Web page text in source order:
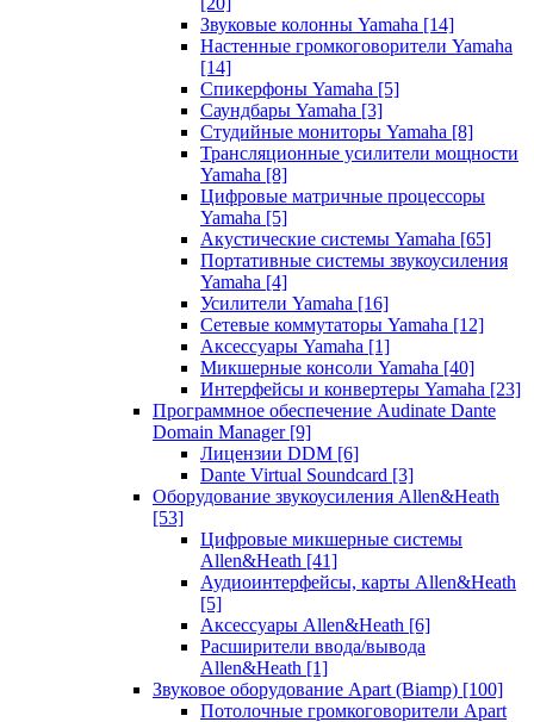
Звуковые колонны Yamaha [14]
Настенные громкоговорители Yamaha
[14]
Спикерфоны Yamaha [5]
Саундбары Yamaha [3]
Студийные мониторы Yamaha [8]
Трансляционные усилители мощности
Yamaha [8]
Цифровые матричные процессоры
Yamaha [5]
Акустические системы Yamaha [65]
Портативные системы звукоусиления
Yamaha [4]
Усилители Yamaha [16]
Сетевые коммутаторы Yamaha [12]
Аксессуары Yamaha [1]
Микшерные консоли Yamaha [40]
Интерфейсы и конвертеры Yamaha [23]
Программное обеспечение Audinate Dante
Domain Manager [9]
Лицензии DDM [6]
Dante Virtual Soundcard [3]
Оборудование звукоусиления Allen&Heath
[53]
Цифровые микшерные системы
Allen&Heath [41]
Аудиоинтерфейсы, карты Allen&Heath
[5]
Аксессуары Allen&Heath [6]
Расширители ввода/вывода
Allen&Heath [1]
Звуковое оборудование Apart (Biamp) [100]
Потолочные громкоговорители Apart